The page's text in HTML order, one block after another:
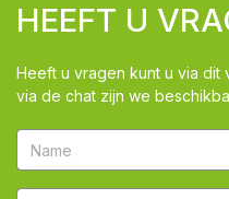
HEEFT U
Heeft u vragen kunt u via dit
via de chat zijn we